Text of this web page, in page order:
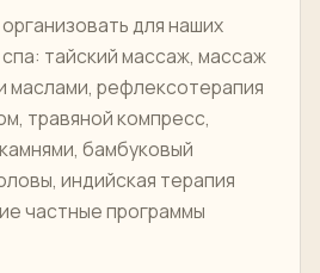
для наших
тайский массаж, массаж
маслами, рефлексотерапия
травяной компресс,
бамбуковый
индийская терапия
частные программы